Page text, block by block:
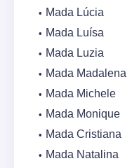
Mada Lúcia
Mada Luísa
Mada Luzia
Mada Madalena
Mada Michele
Mada Monique
Mada Cristiana
Mada Natalina